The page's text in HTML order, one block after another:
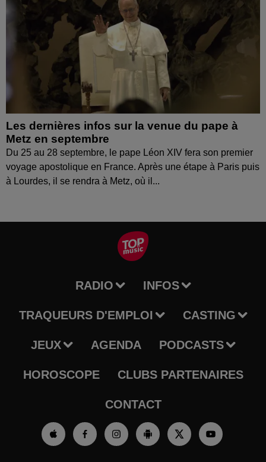
Les dernières infos sur la venue du pape à
Metz en septembre
Du 25 au 28 septembre, le pape Léon XIV fera son premier
voyage apostolique en France. Après une étape à Paris puis
à Lourdes, il se rendra à Metz, où il...
RADIO INFOS
TRAQUEURS D'EMPLOI CASTING
JEUX AGENDA PODCASTS
HOROSCOPE CLUBS PARTENAIRES
CONTACT